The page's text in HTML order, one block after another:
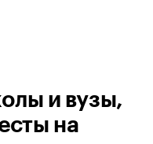
и вузы,
на